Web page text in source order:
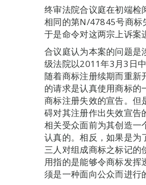
终审法院合议庭在初端
相同的第N/47845号商标
于是命令对这两宗上诉案
合议庭认为本案的问题是
级法院以2011年3月3日
随着商标注册续期而重新
的请求是认真使用商标的
商标注册失效的宣告。但
碍对其注册作出失效宣告
相关受众面前为其创造一
认真的。相反，如果是为
三人对组成商标之标记的
用指的是能够令商标发
须是一种面向公众而进行